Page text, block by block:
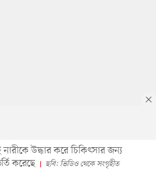
উদ্ধার করে চিকিৎসার জন্য
করেছে
ছবি: ভিডিও থেকে সংগৃহীত